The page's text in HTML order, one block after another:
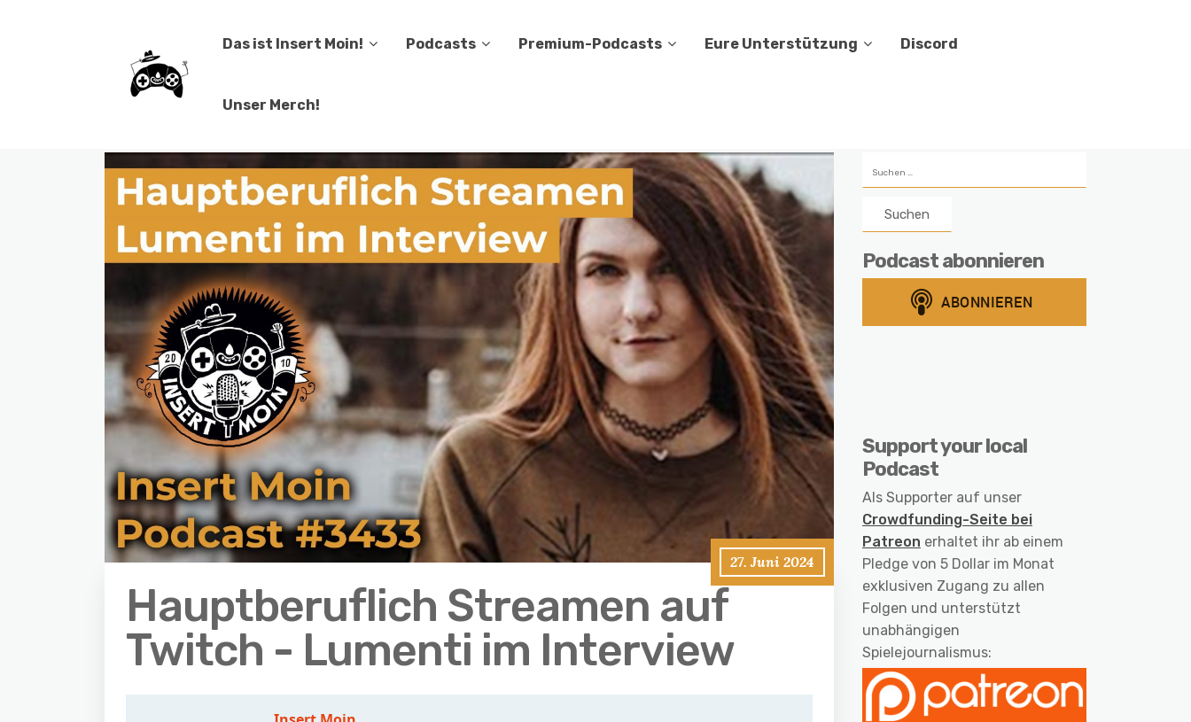
Das ist Insert Moin! Podcasts Premium-Podcasts Eure Unterstützung Discord
Unser Merch!
27. Juni 2024
Hauptberuflich Streamen auf
Twitch - Lumenti im Interview
nach:
Podcast abonnieren
Support your local
Podcast
Als Supporter auf unser
Crowdfunding-Seite bei
Patreon erhaltet ihr ab einem
Pledge von 5 Dollar im Monat
exklusiven Zugang zu allen
Folgen und unterstützt
unabhängigen
Spielejournalismus: